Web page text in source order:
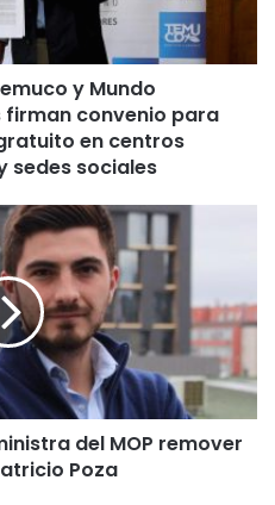
y Mundo
firman convenio para
en centros
sedes sociales
del MOP remover
Poza